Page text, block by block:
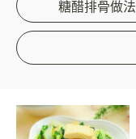
糖醋排骨做法